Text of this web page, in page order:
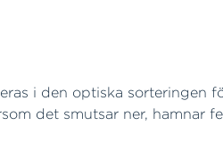
i den optiska
det smutsar ner, hamnar